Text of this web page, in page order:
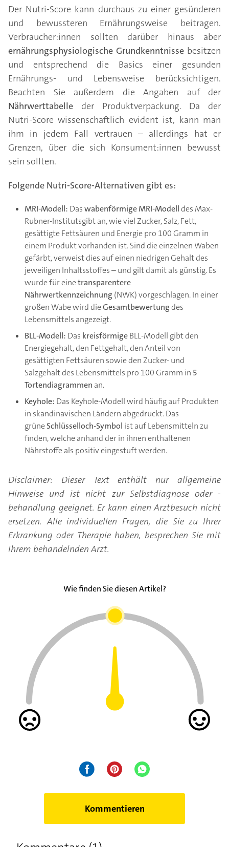
Der Nutri-Score kann durchaus zu einer gesünderen
und bewussteren Ernährungsweise beitragen.
Verbraucher:innen sollten darüber hinaus aber
ernährungsphysiologische Grundkenntnisse besitzen
und entsprechend die Basics einer gesunden
Ernährungs- und Lebensweise berücksichtigen.
Beachten Sie außerdem die Angaben auf der
Nährwerttabelle der Produktverpackung. Da der
Nutri-Score wissenschaftlich evident ist, kann man
ihm in jedem Fall vertrauen – allerdings hat er
Grenzen, über die sich Konsument:innen bewusst
sein sollten.
Folgende Nutri-Score-Alternativen gibt es:
MRI-Modell: DaswabenförmigeMRI-Modelldes Max-
Rubner-Institutsgibt an, wie viel Zucker, Salz, Fett,
gesättigte Fettsäuren und Energie pro 100 Gramm in
einem Produkt vorhanden ist. Sind die einzelnen Waben
gefärbt, verweist dies auf einen niedrigen Gehalt des
jeweiligen Inhaltsstoffes – und gilt damit als günstig. Es
wurde für einetransparentere
Nährwertkennzeichnung (NWK) vorgeschlagen. In einer
großen Wabe wird dieGesamtbewertungdes
Lebensmittels angezeigt.
BLL-Modell: Das kreisförmigeBLL-Modell gibt den
Energiegehalt, den Fettgehalt, den Anteil von
gesättigten Fettsäuren sowie den Zucker- und
Salzgehalt des Lebensmittels pro 100 Gramm in 5
Tortendiagrammen an.
Keyhole: Das Keyhole-Modell wird häufig auf Produkten
in skandinavischen Ländern abgedruckt. Das
grüneSchlüsselloch-Symbol ist auf Lebensmitteln zu
finden, welche anhand der in ihnen enthaltenen
Nährstoffe als positiv eingestuft werden.
Disclaimer: Dieser Text enthält nur allgemeine
Hinweise und ist nicht zur Selbstdiagnose oder -
behandlung geeignet. Er kann einen Arztbesuch nicht
ersetzen. Alle individuellen Fragen, die Sie zu Ihrer
Erkrankung oder Therapie haben, besprechen Sie mit
Ihrem behandelnden Arzt.
Wie finden Sie diesen Artikel?
Kommentieren